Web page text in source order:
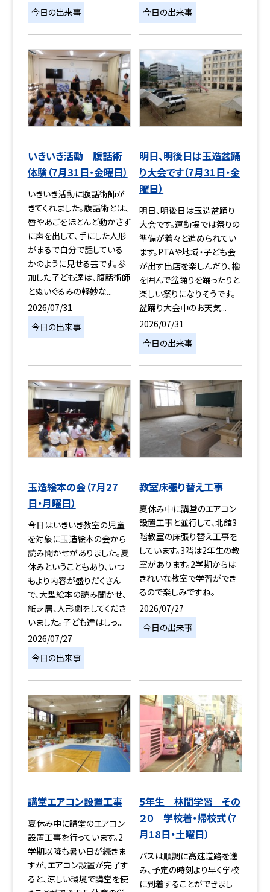
今日の出来事
今日の出来事
いきいき活動 腹話術
体験（7月31日・金曜日）
いきいき活動に腹話術師が
きてくれました。腹話術とは、
唇やあごをほとんど動かさず
に声を出して、手にした人形
がまるで自分で話している
かのように見せる芸です。参
加した子ども達は、腹話術師
とぬいぐるみの軽妙な...
2026/07/31
今日の出来事
明日、明後日は玉造盆踊
り大会です（7月31日・金
曜日）
明日、明後日は玉造盆踊り
大会です。運動場では祭りの
準備が着々と進められてい
ます。PTAや地域・子ども会
が出す出店を楽しんだり、櫓
を囲んで盆踊りを踊ったりと
楽しい祭りになりそうです。
盆踊り大会中のお天気...
2026/07/31
今日の出来事
玉造絵本の会（7月27
日・月曜日）
今日はいきいき教室の児童
を対象に玉造絵本の会から
読み聞かせがありました。夏
休みということもあり、いつ
もより内容が盛りだくさん
で、大型絵本の読み聞かせ、
紙芝居、人形劇をしてくださ
いました。子ども達はしっ...
2026/07/27
今日の出来事
教室床張り替え工事
夏休み中に講堂のエアコン
設置工事と並行して、北館3
階教室の床張り替え工事を
しています。3階は2年生の教
室があります。2学期からは
きれいな教室で学習ができ
るので楽しみですね。
2026/07/27
今日の出来事
講堂エアコン設置工事
夏休み中に講堂のエアコン
設置工事を行っています。2
学期以降も暑い日が続きま
すが、エアコン設置が完了す
ると、涼しい環境で講堂を使
5年生 林間学習 その
２０ 学校着・帰校式（7
月18日・土曜日）
バスは順調に高速道路を進
み、予定の時刻より早く学校
に到着することができまし